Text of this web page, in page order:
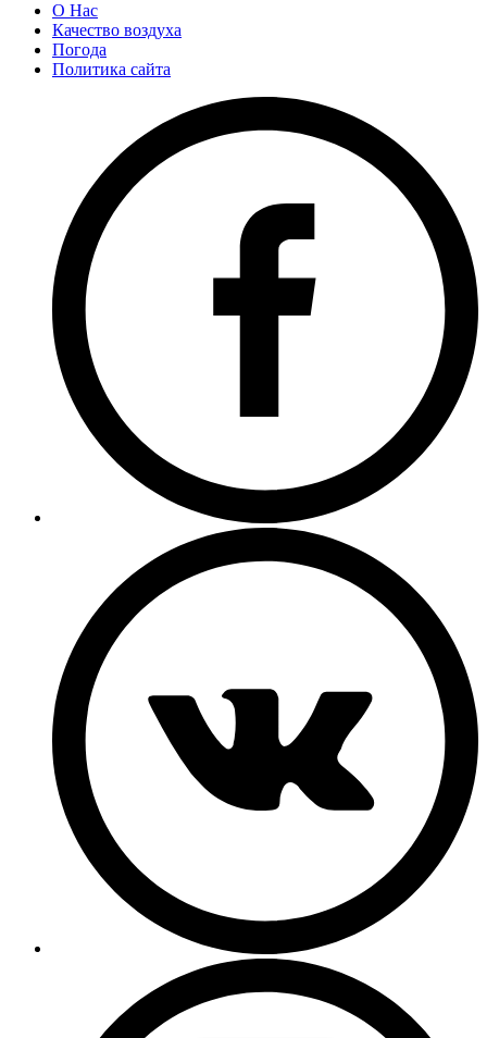
О Нас
Качество воздуха
Погода
Политика сайта